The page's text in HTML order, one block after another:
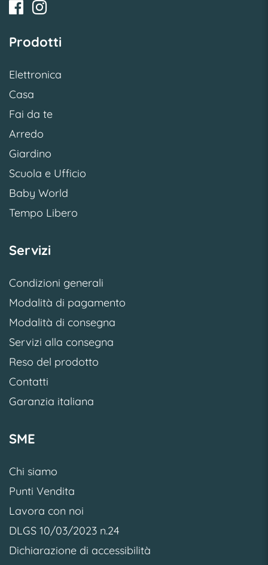
Prodotti
Elettronica
Casa
Fai da te
Arredo
Giardino
Scuola e Ufficio
Baby World
Tempo Libero
Servizi
Condizioni generali
Modalità di pagamento
Modalità di consegna
Servizi alla consegna
Reso del prodotto
Contatti
Garanzia italiana
SME
Chi siamo
Punti Vendita
Lavora con noi
DLGS 10/03/2023 n.24
Dichiarazione di accessibilità